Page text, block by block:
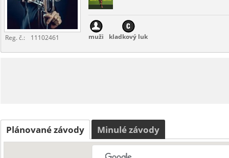
Reg. č.: 11102461 muži kladkový luk
Plánované závody Minulé závody